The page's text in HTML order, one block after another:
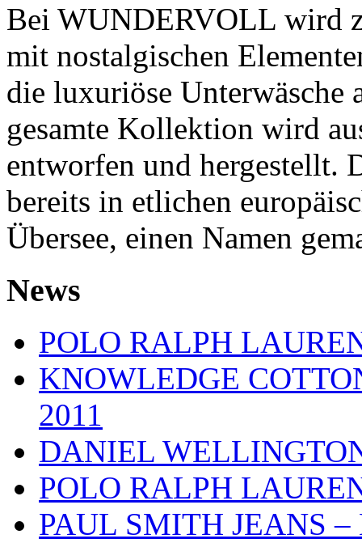
Bei WUNDERVOLL wird
mit nostalgischen
die luxuriöse Unterwäsche
gesamte Kollektion wird
entworfen und hergestellt.
bereits in etlichen
Übersee, einen Namen
News
POLO RALPH
KNOWLEDGE
2011
DANIEL
POLO RALPH
PAUL SMITH JEANS –